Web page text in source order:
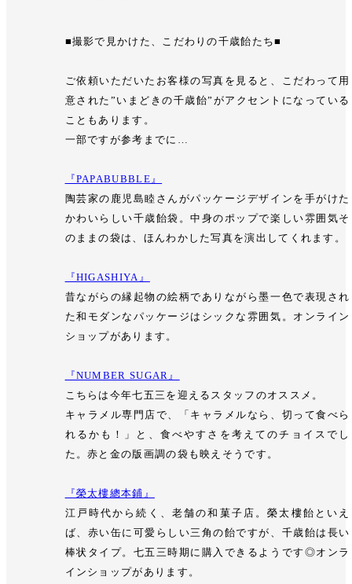
■撮影で見かけた、こだわりの千歳飴たち■
ご依頼いただいたお客様の写真を見ると、こだわって用
意された”いまどきの千歳飴”がアクセントになっている
こともあります。
一部ですが参考までに…
『PAPABUBBLE』
陶芸家の鹿児島睦さんがパッケージデザインを手がけた
かわいらしい千歳飴袋。中身のポップで楽しい雰囲気そ
のままの袋は、ほんわかした写真を演出してくれます。
『HIGASHIYA』
昔ながらの縁起物の絵柄でありながら墨一色で表現され
た和モダンなパッケージはシックな雰囲気。オンライン
ショップがあります。
『NUMBER SUGAR』
こちらは今年七五三を迎えるスタッフのオススメ。
キャラメル専門店で、「キャラメルなら、切って食べら
れるかも！」と、食べやすさを考えてのチョイスでし
た。赤と金の版画調の袋も映えそうです。
『榮太樓總本鋪』
江戸時代から続く、老舗の和菓子店。榮太樓飴といえ
ば、赤い缶に可愛らしい三角の飴ですが、千歳飴は長い
棒状タイプ。七五三時期に購入できるようです◎オンラ
インショップがあります。